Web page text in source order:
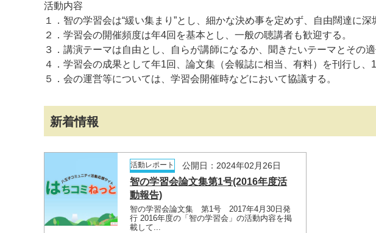
活動内容
１．智の学習会は“緩い集まり”とし、細かな決め事を定めず、自由闊達に深
２．学習会の開催頻度は年4回を基本とし、一般の聴講者も歓迎する。
３．講演テーマは自由とし、自らが講師になるか、聞きたいテーマとその適
４．学習会の成果として年1回、論文集（会報誌に相当、有料）を刊行し、
５．会の運営等については、学習会開催時などにおいて協議する。
新着情報
活動レポート 公開日：2024年02月26日
智の学習会論文集第1号(2016年度活
動報告)
智の学習会論文集 第1号 2017年4月30日発
行 2016年度の「智の学習会」の活動内容を掲
載して...